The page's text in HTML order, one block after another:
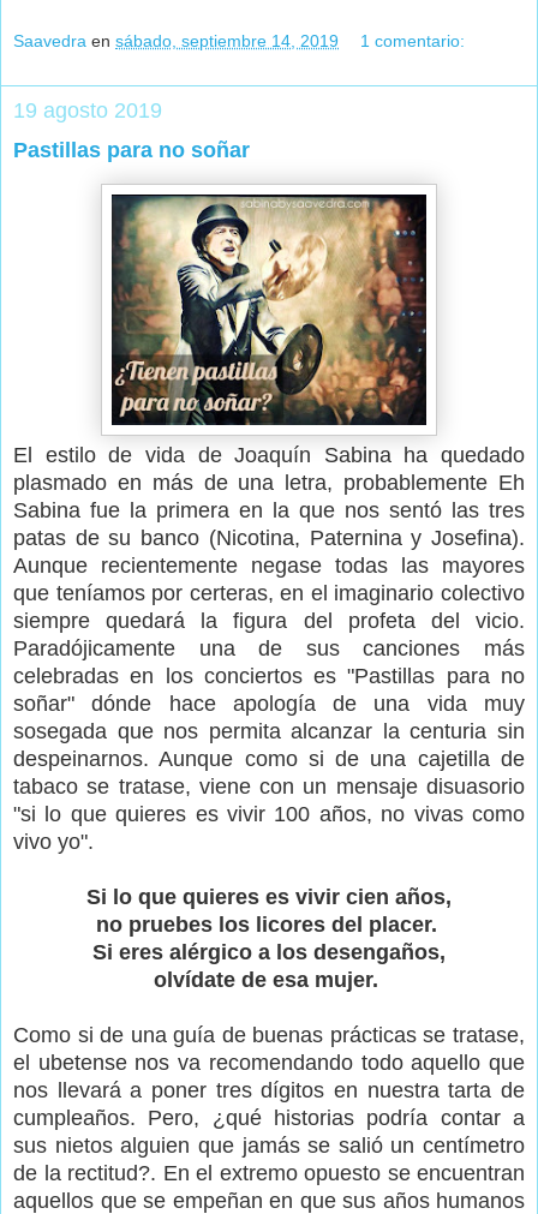
Saavedra en sábado, septiembre 14, 2019 1 comentario:
19 agosto 2019
Pastillas para no soñar
El estilo de vida de Joaquín Sabina ha quedado
plasmado en más de una letra, probablemente Eh
Sabina fue la primera en la que nos sentó las tres
patas de su banco (Nicotina, Paternina y Josefina).
Aunque recientemente negase todas las mayores
que teníamos por certeras, en el imaginario colectivo
siempre quedará la figura del profeta del vicio.
Paradójicamente una de sus canciones más
celebradas en los conciertos es "Pastillas para no
soñar" dónde hace apología de una vida muy
sosegada que nos permita alcanzar la centuria sin
despeinarnos. Aunque como si de una cajetilla de
tabaco se tratase, viene con un mensaje disuasorio
"si lo que quieres es vivir 100 años, no vivas como
vivo yo".
Si lo que quieres es vivir cien años,
no pruebes los licores del placer.
Si eres alérgico a los desengaños,
olvídate de esa mujer.
Como si de una guía de buenas prácticas se tratase,
el ubetense nos va recomendando todo aquello que
nos llevará a poner tres dígitos en nuestra tarta de
cumpleaños. Pero, ¿qué historias podría contar a
sus nietos alguien que jamás se salió un centímetro
de la rectitud?. En el extremo opuesto se encuentran
aquellos que se empeñan en que sus años humanos